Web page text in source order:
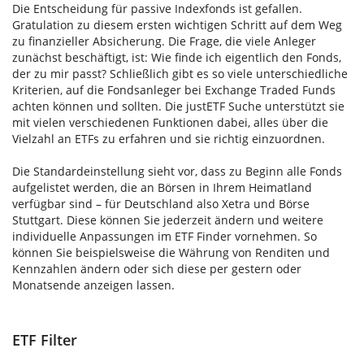
Die Entscheidung für passive Indexfonds ist gefallen.
Gratulation zu diesem ersten wichtigen Schritt auf dem Weg
zu finanzieller Absicherung. Die Frage, die viele Anleger
zunächst beschäftigt, ist: Wie finde ich eigentlich den Fonds,
der zu mir passt? Schließlich gibt es so viele unterschiedliche
Kriterien, auf die Fondsanleger bei Exchange Traded Funds
achten können und sollten. Die justETF Suche unterstützt sie
mit vielen verschiedenen Funktionen dabei, alles über die
Vielzahl an ETFs zu erfahren und sie richtig einzuordnen.
Die Standardeinstellung sieht vor, dass zu Beginn alle Fonds
aufgelistet werden, die an Börsen in Ihrem Heimatland
verfügbar sind – für Deutschland also Xetra und Börse
Stuttgart. Diese können Sie jederzeit ändern und weitere
individuelle Anpassungen im ETF Finder vornehmen. So
können Sie beispielsweise die Währung von Renditen und
Kennzahlen ändern oder sich diese per gestern oder
Monatsende anzeigen lassen.
ETF Filter